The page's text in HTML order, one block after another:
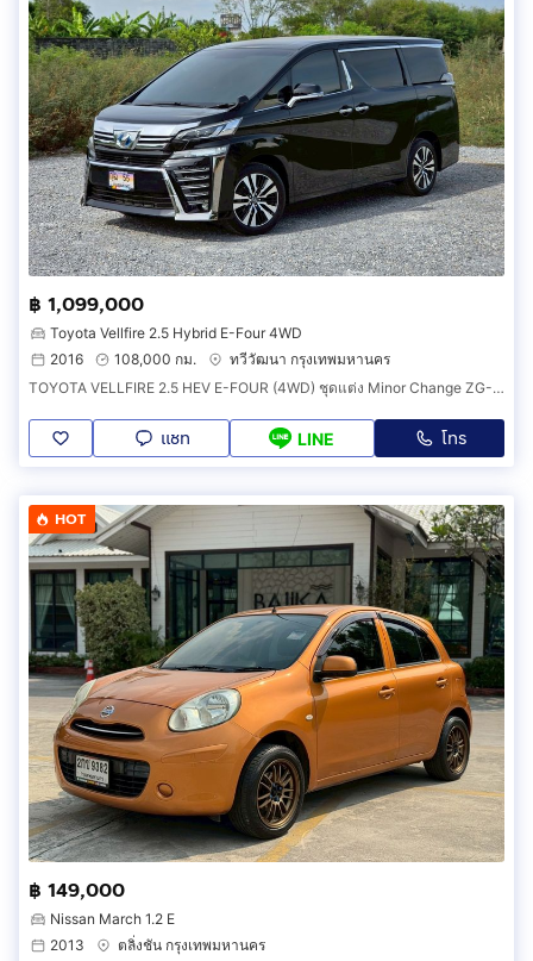
฿ 1,099,000
Toyota Vellfire 2.5 Hybrid E-Four 4WD
2016
108,000 กม.
ทวีวัฒนา กรุงเทพมหานคร
TOYOTA VELLFIRE 2.5 HEV E-FOUR (4WD) ชุดแต่ง Minor Change ZG-Edition ปี 2016 เปลี่ยนแบตไฮบริดแล้ว
แชท LINE โทร
HOT
฿ 149,000
Nissan March 1.2 E
2013
ตลิ่งชัน กรุงเทพมหานคร